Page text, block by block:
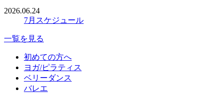
2026.06.24
7月スケジュール
一覧を見る
初めての方へ
ヨガ/ピラティス
ベリーダンス
バレエ